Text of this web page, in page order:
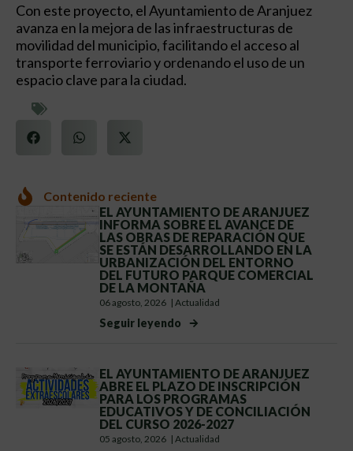
Con este proyecto, el Ayuntamiento de Aranjuez
avanza en la mejora de las infraestructuras de
movilidad del municipio, facilitando el acceso al
transporte ferroviario y ordenando el uso de un
espacio clave para la ciudad.
Contenido reciente
EL AYUNTAMIENTO DE ARANJUEZ
INFORMA SOBRE EL AVANCE DE
LAS OBRAS DE REPARACIÓN QUE
SE ESTÁN DESARROLLANDO EN LA
URBANIZACIÓN DEL ENTORNO
DEL FUTURO PARQUE COMERCIAL
DE LA MONTAÑA
06 agosto, 2026 | Actualidad
Seguir leyendo
EL AYUNTAMIENTO DE ARANJUEZ
ABRE EL PLAZO DE INSCRIPCIÓN
PARA LOS PROGRAMAS
EDUCATIVOS Y DE CONCILIACIÓN
DEL CURSO 2026-2027
05 agosto, 2026 | Actualidad